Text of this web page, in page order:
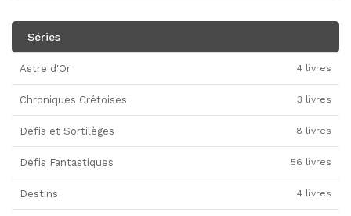
Séries
Astre d'Or 4 livres
Chroniques Crétoises 3 livres
Défis et Sortilèges 8 livres
Défis Fantastiques 56 livres
Destins 4 livres